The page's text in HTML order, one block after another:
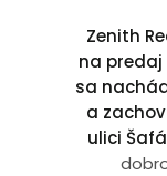
Zenith
na
sa
a
ulici